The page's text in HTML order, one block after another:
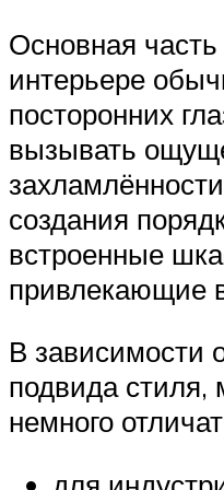
Основная
интерьере
посторонних
вызывать
создания
встроенные
привлекающие
В зависимости
подвида стиля,
немного